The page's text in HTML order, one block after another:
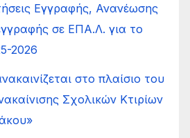
Εγγραφής, Ανανέωσης
σε ΕΠΑ.Λ. για το
2026
στο πλαίσιο του
Σχολικών Κτιρίων